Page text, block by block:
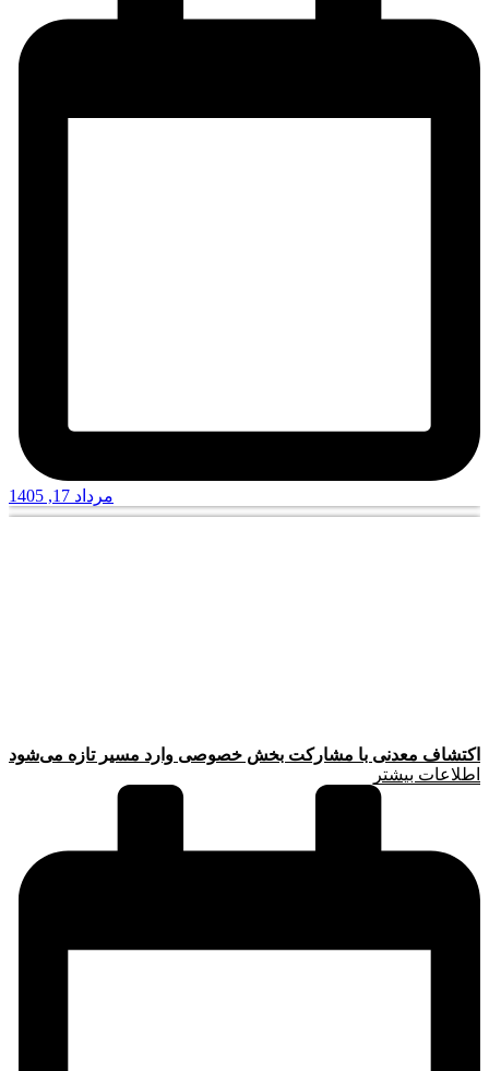
مرداد 17, 1405
اکتشاف معدنی با مشارکت بخش خصوصی وارد مسیر تازه می‌شود
اطلاعات بیشتر